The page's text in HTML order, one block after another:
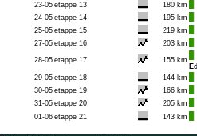
23-05 etappe 13
180 km
24-05 etappe 14
195 km
25-05 etappe 15
219 km
27-05 etappe 16 203 km
28-05 etappe 17
155 km
29-05 etappe 18
144 km
30-05 etappe 19
166 km
31-05 etappe 20
205 km
01-06 etappe 21 143 km